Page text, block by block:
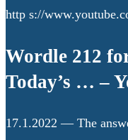
http s://
Wordle 212
Today’s … –
17.1.2022 — The